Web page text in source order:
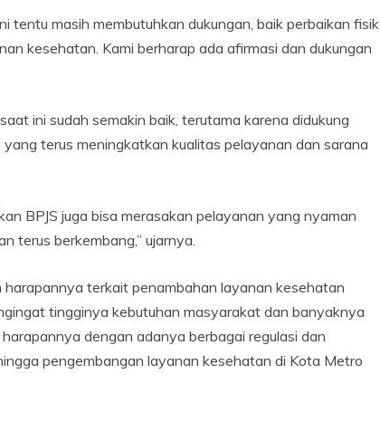
tentu masih membutuhkan dukungan, baik perbaikan fisik
kesehatan. Kami berharap ada afirmasi dan dukungan
ini sudah semakin baik, terutama karena didukung
terus meningkatkan kualitas pelayanan dan sarana
BPJS juga bisa merasakan pelayanan yang nyaman
terus berkembang,” ujarnya.
harapannya terkait penambahan layanan kesehatan
tingginya kebutuhan masyarakat dan banyaknya
dengan adanya berbagai regulasi dan
pengembangan layanan kesehatan di Kota Metro